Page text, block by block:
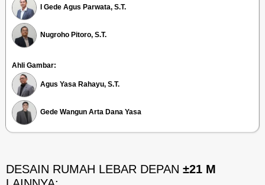
I Gede Agus Parwata, S.T.
Nugroho Pitoro, S.T.
Ahli Gambar:
Agus Yasa Rahayu, S.T.
Gede Wangun Arta Dana Yasa
DESAIN RUMAH LEBAR DEPAN ±21 M